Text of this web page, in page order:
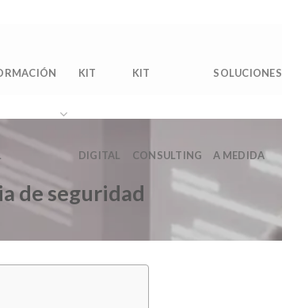
KIT
DIGITAL
KIT
CONSULTING
SOLUCIONES
A MEDIDA
de seguridad